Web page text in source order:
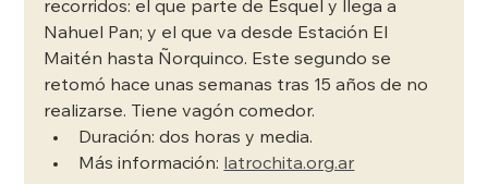
recorridos: el que parte de Esquel y llega a
Nahuel Pan; y el que va desde Estación El
Maitén hasta Ñorquinco. Este segundo se
retomó hace unas semanas tras 15 años de no
realizarse. Tiene vagón comedor.
Duración: dos horas y media.
Más información: latrochita.org.ar